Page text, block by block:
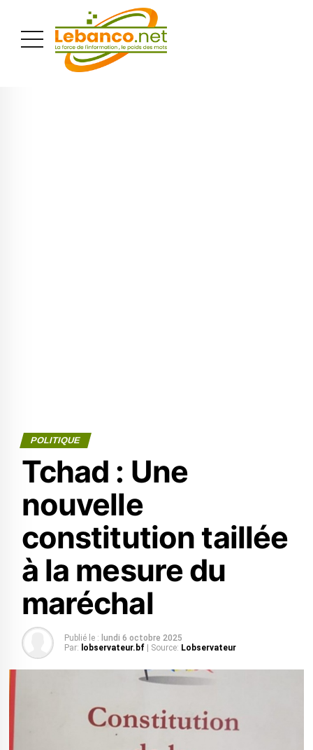
POLITIQUE
Tchad : Une
nouvelle
constitution taillée
à la mesure du
maréchal
Publié le : lundi 6 octobre 2025
Par: lobservateur.bf | Source: Lobservateur